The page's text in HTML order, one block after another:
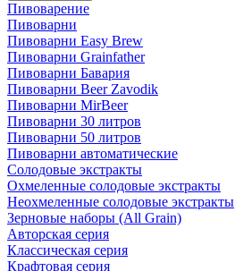
Пивоварение
Пивоварни
Пивоварни Easy Brew
Пивоварни Grainfather
Пивоварни Бавария
Пивоварни Beer Zavodik
Пивоварни MirBeer
Пивоварни 30 литров
Пивоварни 50 литров
Пивоварни автоматические
Солодовые экстракты
Охмеленные солодовые экстракты
Неохмеленные солодовые экстракты
Зерновые наборы (All Grain)
Авторская серия
Классическая серия
Крафтовая серия